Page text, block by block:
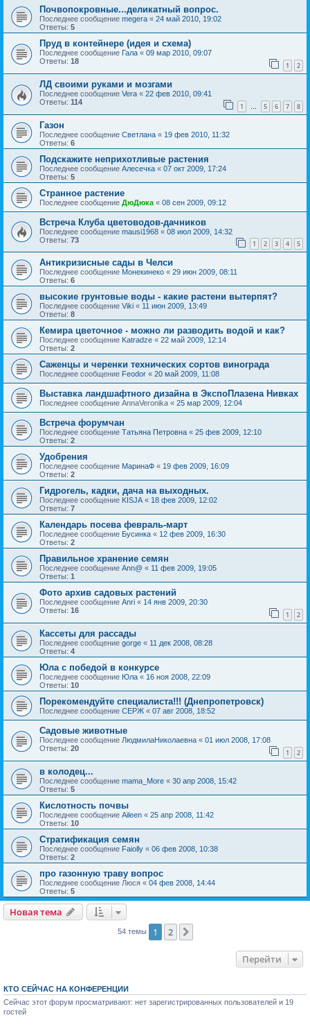
Почвопокровные...деликатный вопрос.
Последнее сообщение megera « 24 май 2010, 19:02
Ответы: 5
Пруд в контейнере (идея и схема)
Последнее сообщение Гала « 09 мар 2010, 09:07
Ответы: 18 1 2
ЛД своими руками и мозгами
Последнее сообщение Vera « 22 фев 2010, 09:41
Ответы: 114 1 … 5 6 7 8
Газон
Последнее сообщение Светлана « 19 фев 2010, 11:32
Ответы: 6
Подскажите неприхотливые растения
Последнее сообщение Алесечка « 07 окт 2009, 17:24
Ответы: 5
Странное растение
Последнее сообщение ДюДюка « 08 сен 2009, 09:12
Встреча Клуба цветоводов-дачников
Последнее сообщение mausi1968 « 08 июл 2009, 14:32
Ответы: 73 1 2 3 4 5
Антикризисные сады в Челси
Последнее сообщение Монекинеко « 29 июн 2009, 08:11
Ответы: 6
высокие грунтовые воды - какие растени вытерпят?
Последнее сообщение Viki « 11 июн 2009, 13:49
Ответы: 8
Кемира цветочное - можно ли разводить водой и как?
Последнее сообщение Katradze « 22 май 2009, 12:14
Ответы: 2
Саженцы и черенки технических сортов винограда
Последнее сообщение Feodor « 20 май 2009, 11:08
Выставка ландшафтного дизайна в ЭкспоПлазена Нивках
Последнее сообщение AnnaVeronika « 25 мар 2009, 12:04
Встреча форумчан
Последнее сообщение Татьяна Петровна « 25 фев 2009, 12:10
Ответы: 2
Удобрения
Последнее сообщение МаринаФ « 19 фев 2009, 16:09
Ответы: 2
Гидрогель, кадки, дача на выходных.
Последнее сообщение KISJA « 18 фев 2009, 12:02
Ответы: 7
Календарь посева февраль-март
Последнее сообщение Бусинка « 12 фев 2009, 16:30
Ответы: 2
Правильное хранение семян
Последнее сообщение Ann@ « 11 фев 2009, 19:05
Ответы: 1
Фото архив садовых растений
Последнее сообщение Anri « 14 янв 2009, 20:30
Ответы: 16 1 2
Кассеты для рассады
Последнее сообщение gorge « 11 дек 2008, 08:28
Ответы: 4
Юла с победой в конкурсе
Последнее сообщение Юла « 16 ноя 2008, 22:09
Ответы: 10
Порекомендуйте специалиста!!! (Днепропетровск)
Последнее сообщение СЕРЖ « 07 авг 2008, 18:52
Садовые животные
Последнее сообщение ЛюдмилаНиколаевна « 01 июл 2008, 17:08
Ответы: 20 1 2
в колодец...
Последнее сообщение mama_More « 30 апр 2008, 15:42
Ответы: 5
Кислотность почвы
Последнее сообщение Aileen « 25 апр 2008, 11:42
Ответы: 10
Стратификация семян
Последнее сообщение Faiolly « 06 фев 2008, 10:38
Ответы: 2
про газонную траву вопрос
Последнее сообщение Люся « 04 фев 2008, 14:44
Ответы: 5
Новая тема
54 темы 1 2
Перейти
КТО СЕЙЧАС НА КОНФЕРЕНЦИИ
Сейчас этот форум просматривают: нет зарегистрированных пользователей и 19
гостей